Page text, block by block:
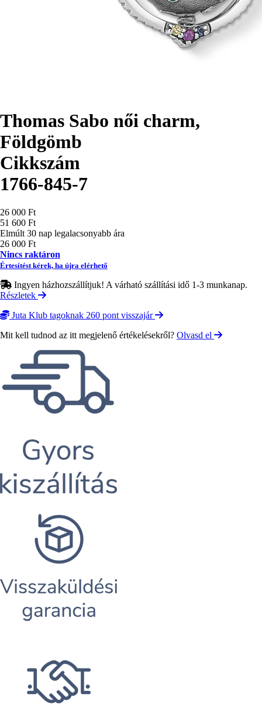
Thomas Sabo női charm,
Földgömb
Cikkszám
1766-845-7
Ár
26 000 Ft
51 600 Ft
Elmúlt 30 nap legalacsonyabb ára
26 000 Ft
Nincs raktáron
Értesítést kérek, ha újra elérhető
Ingyen házhozszállítjuk! A várható szállítási idő 1-3 munkanap.
Részletek
Juta Klub tagoknak 260 pont visszajár
Mit kell tudnod az itt megjelenő értékelésekről? Olvasd el